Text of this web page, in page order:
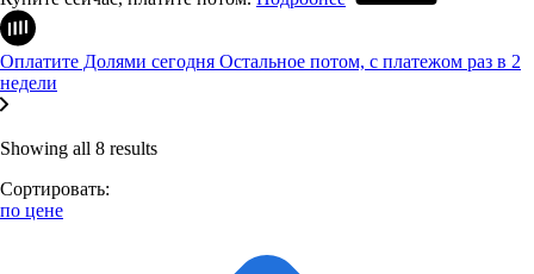
Оплатите Долями сегодня Остальное потом, с платежом раз в 2
недели
Showing all 8 results
Сортировать:
по цене